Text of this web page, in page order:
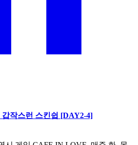
작스런 스킨쉽 [DAY2-4]